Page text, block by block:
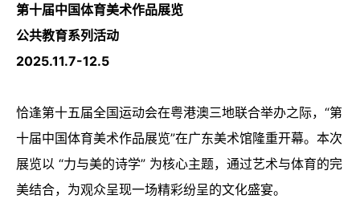
第十届中国体育美术作品展览
公共教育系列活动
2025.11.7-12.5
恰逢第十五届全国运动会在粤港澳三地联合举办之际，“第
十届中国体育美术作品展览”在广东美术馆隆重开幕。本次
展览以 “力与美的诗学” 为核心主题，通过艺术与体育的完
美结合，为观众呈现一场精彩纷呈的文化盛宴。